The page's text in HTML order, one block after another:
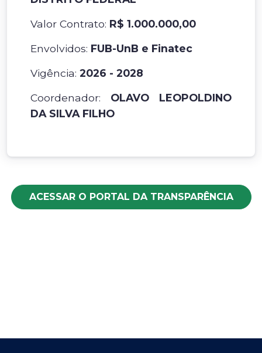
Valor Contrato: R$ 1.000.000,00
Envolvidos: FUB-UnB e Finatec
Vigência: 2026 - 2028
Coordenador: OLAVO LEOPOLDINO
DA SILVA FILHO
ACESSAR O PORTAL DA TRANSPARÊNCIA